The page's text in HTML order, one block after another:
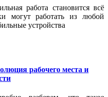
работа становится всё
могут работать из любой
устройства
рабочего места и